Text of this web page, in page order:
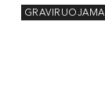
GRAVIRUOJAMA